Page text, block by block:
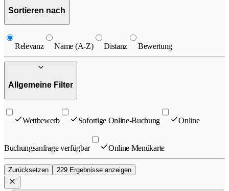
Sortieren nach
Relevanz Name (A-Z) Distanz Bewertung
Allgemeine Filter
Wettbewerb Sofortige Online-Buchung Online
Buchungsanfrage verfügbar Online Menükarte
Zurücksetzen 229 Ergebnisse anzeigen